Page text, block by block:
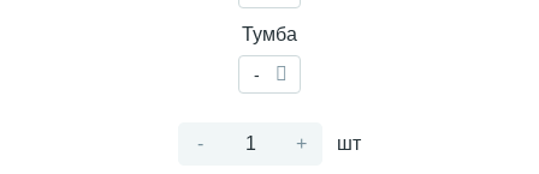
Тумба
-
- + шт